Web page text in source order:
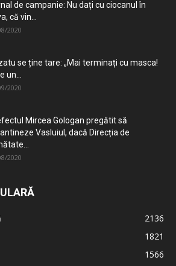
de campanie: Nu dați cu ciocanul în
că vin...
2020
se ține tare: „Mai terminați cu masca!
un...
2020
Mircea Gologan pregătit să
Vasluiul, dacă Direcția de
2020
2136
1821
1566